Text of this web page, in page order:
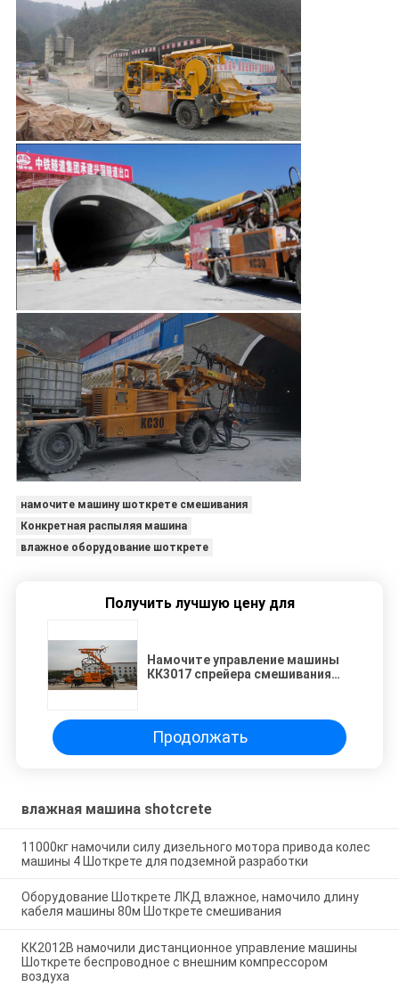
намочите машину шоткрете смешивания
Конкретная распыляя машина
влажное оборудование шоткрете
Получить лучшую цену для
Намочите управление машины
КК3017 спрейера смешивания
земного просвета
Продолжать
влажная машина shotcrete
11000кг намочили силу дизельного мотора привода колес
машины 4 Шоткрете для подземной разработки
Оборудование Шоткрете ЛКД влажное, намочило длину
кабеля машины 80м Шоткрете смешивания
КК2012В намочили дистанционное управление машины
Шоткрете беспроводное с внешним компрессором
воздуха